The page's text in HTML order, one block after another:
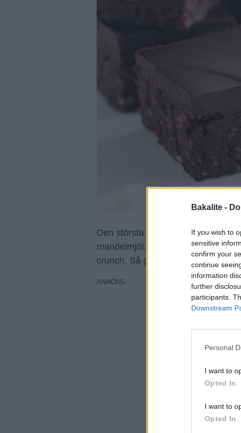
Bakalite -
If you wish to
sensitive
confirm your
continue
information
further
participants.
Downstream
Personal
I want to
Opted In
I want to
Opted In
Den största skillnaden mot en
mandelmjöl. Eller inte direkt
crunch. Så gott!